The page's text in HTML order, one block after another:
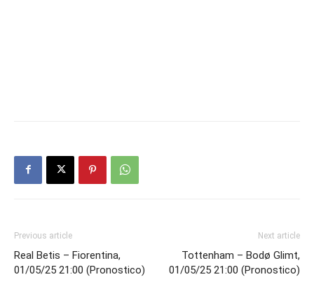
Previous article
Real Betis – Fiorentina,
01/05/25 21:00 (Pronostico)
Next article
Tottenham – Bodø Glimt,
01/05/25 21:00 (Pronostico)